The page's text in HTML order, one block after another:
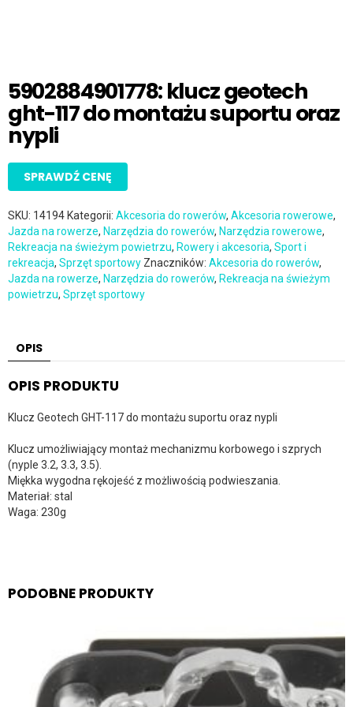
5902884901778: klucz geotech
ght-117 do montażu suportu oraz
nypli
SPRAWDŹ CENĘ
SKU: 14194 Kategorii: Akcesoria do rowerów, Akcesoria rowerowe,
Jazda na rowerze, Narzędzia do rowerów, Narzędzia rowerowe,
Rekreacja na świeżym powietrzu, Rowery i akcesoria, Sport i
rekreacja, Sprzęt sportowy Znaczników: Akcesoria do rowerów,
Jazda na rowerze, Narzędzia do rowerów, Rekreacja na świeżym
powietrzu, Sprzęt sportowy
OPIS
OPIS PRODUKTU
Klucz Geotech GHT-117 do montażu suportu oraz nypli
Klucz umożliwiający montaż mechanizmu korbowego i szprych
(nyple 3.2, 3.3, 3.5).
Miękka wygodna rękojeść z możliwością podwieszania.
Materiał: stal
Waga: 230g
PODOBNE PRODUKTY